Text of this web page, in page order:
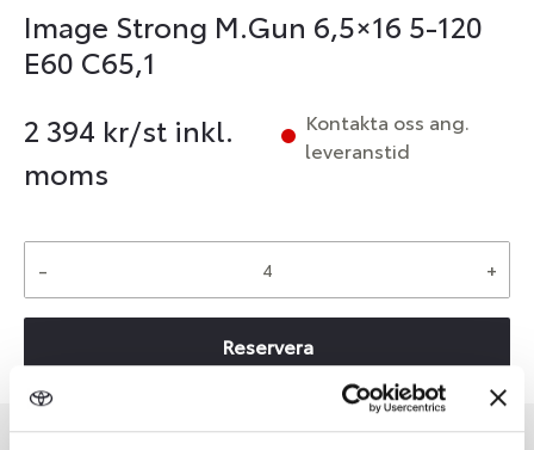
Image Strong M.Gun 6,5×16 5-120
E60 C65,1
2 394 kr/st inkl.
moms
Kontakta oss ang.
leveranstid
- +
Reservera